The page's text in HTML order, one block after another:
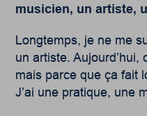
musicien, un artiste,
Longtemps, je ne me
un artiste.
mais parce que ça fait
J’ai une pratique, une